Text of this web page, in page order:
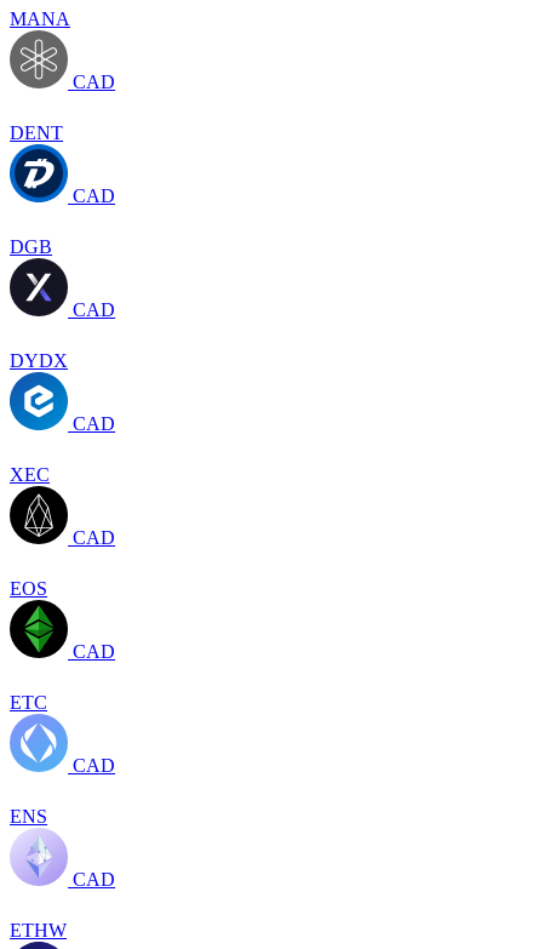
MANA
CAD
DENT
CAD
DGB
CAD
DYDX
CAD
XEC
CAD
EOS
CAD
ETC
CAD
ENS
CAD
ETHW